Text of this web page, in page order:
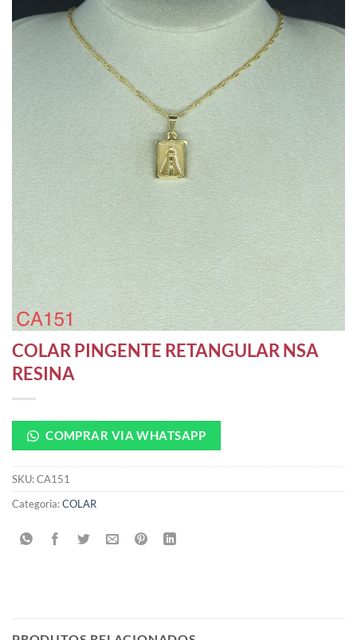
COLAR PINGENTE RETANGULAR NSA
RESINA
COMPRAR VIA WHATSAPP
SKU:CA151
Categoria:COLAR